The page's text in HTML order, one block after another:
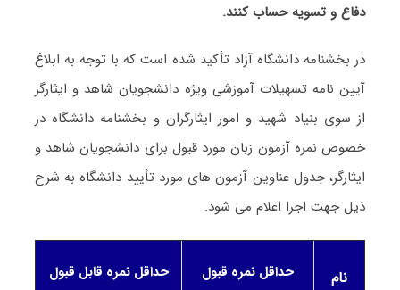
دفاع و تسویه حساب کنند.
در بخشنامه دانشگاه آزاد تأکید شده است که با توجه به ابلاغ
آیین نامه تسهیلات آموزشی ویژه دانشجویان شاهد و ایثارگر
از سوی بنیاد شهید و امور ایثارگران و بخشنامه دانشگاه در
خصوص نمره آزمون زبان مورد قبول برای دانشجویان شاهد و
ایثارگر، جدول عناوین آزمون های مورد تأیید دانشگاه به شرح
ذیل جهت اجرا اعلام می شود.
نام
حداقل نمره قبول
حداقل نمره قابل قبول